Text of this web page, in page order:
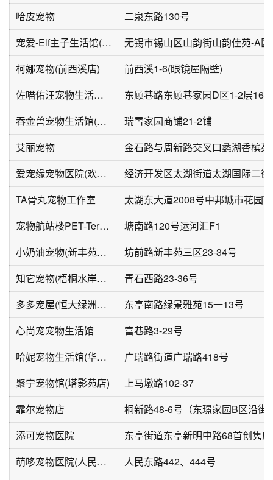
哈皮宠物
二泉东路130号
宠爱-Elf主子生活馆(山韵佳苑A区店)
无锡市锡山区山韵街山韵佳苑-A区
柯娜宠物(前西溪店)
前西溪1-6(眼镜屋隔壁)
佐喵佑汪宠物生活馆(东顾巷家园C区店)
吞金兽宠物生活馆(瑞雪家园A区店)
瑞雪家园商铺21-2铺
艾丽宠物
爱宠缘宠物医院(欢乐广场店)
TA骨丸宠物工作室
宠物航站楼PET-Terminal(无锡运河汇店)
塘南路120号运河汇F1
小奶油宠物(新丰苑三期店)
坊前路新丰苑三区23-34号
知它宠物(梧桐水岸花园店)
青石西路23-36号
多多宠屋(恒大绿洲2期店)
东亭南路绿景雅苑15一13号
心尚宠宠物生活馆
富巷路3-29号
哈妮宠物生活馆(华盛大楼店)
广瑞路街道广瑞路418号
聚宁宠物馆(塔影苑店)
上马墩路102-37
霏尔宠物店
添可宠物医院
萌哆宠物医院(人民东路店)
人民东路442、444号